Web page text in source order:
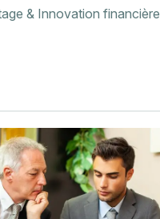
& Innovation financière